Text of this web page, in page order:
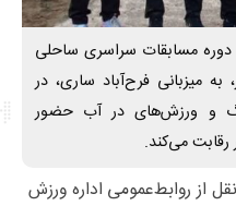
دوره مسابقات سراسری ساحلی
میزبانی فرح‌آباد ساری، در
و ورزش‌های در آب حضور
رقابت می‌کند.
از روابط‌عمومی اداره ورزش